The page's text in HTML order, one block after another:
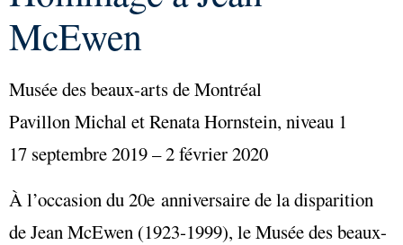
McEwen
Musée des beaux-arts de Montréal
Pavillon Michal et Renata Hornstein, niveau 1
17 septembre 2019 – 2 février 2020
À l’occasion du 20e anniversaire de la disparition
de Jean McEwen (1923‑1999), le Musée des beaux-